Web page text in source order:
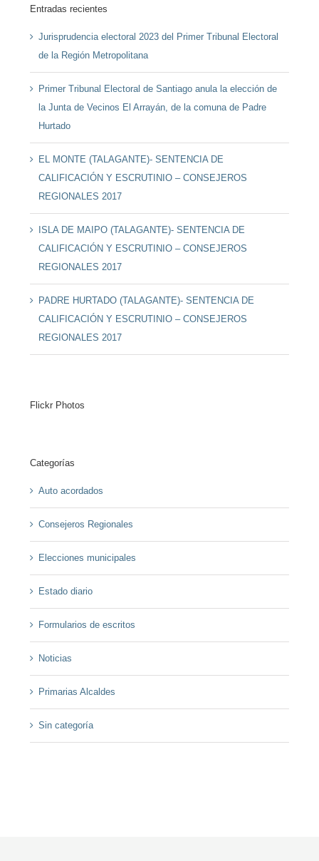
Entradas recientes
Jurisprudencia electoral 2023 del Primer Tribunal Electoral
de la Región Metropolitana
Primer Tribunal Electoral de Santiago anula la elección de
la Junta de Vecinos El Arrayán, de la comuna de Padre
Hurtado
EL MONTE (TALAGANTE)- SENTENCIA DE
CALIFICACIÓN Y ESCRUTINIO – CONSEJEROS
REGIONALES 2017
ISLA DE MAIPO (TALAGANTE)- SENTENCIA DE
CALIFICACIÓN Y ESCRUTINIO – CONSEJEROS
REGIONALES 2017
PADRE HURTADO (TALAGANTE)- SENTENCIA DE
CALIFICACIÓN Y ESCRUTINIO – CONSEJEROS
REGIONALES 2017
Flickr Photos
Categorías
Auto acordados
Consejeros Regionales
Elecciones municipales
Estado diario
Formularios de escritos
Noticias
Primarias Alcaldes
Sin categoría